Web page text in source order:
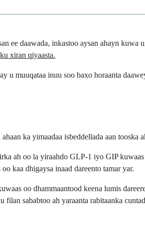
ee daawada, inkastoo aysan ahayn kuwa
xiran qiyaasta.
muuqataa inuu soo baxo horaanta
ka yimaadaa isbeddellada aan tooska
ah oo la yiraahdo GLP-1 iyo GIP
kaa dhigaysa inaad dareento tamar yar.
oo dhammaantood keena lumis
sababtoo ah yaraanta rabitaanka